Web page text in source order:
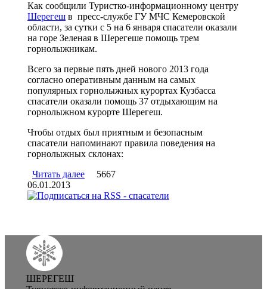
Как сообщили Туристко-информационному центру
Шерегеш в пресс-службе ГУ МЧС Кемеровской
области, за сутки с 5 на 6 января спасатели оказали
на горе Зеленая в Шерегеше помощь трем
горнолыжникам.
Всего за первые пять дней нового 2013 года
согласно оперативным данным на самых
популярных горнолыжных курортах Кузбасса
спасатели оказали помощь 37 отдыхающим на
горнолыжном курорте Шерегеш.
Чтобы отдых был приятным и безопасным
спасатели напоминают правила поведения на
горнолыжных склонах:
Читать далее о За сутки на горе Зеленая пострадали 3
5667
06.01.2013
ШЕРЕГЕШ